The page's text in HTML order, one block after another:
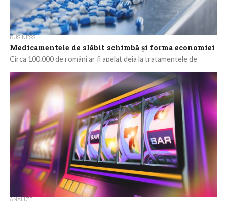
BUSINESS
Medicamentele de slăbit schimbă și forma economiei
Circa 100.000 de români ar fi apelat deja la tratamentele de
ANALIZE